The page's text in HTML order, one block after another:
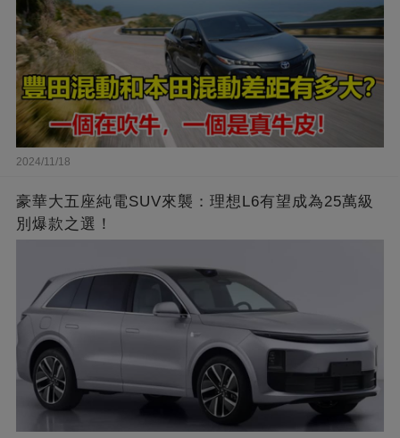
2024/11/18
豪華大五座純電SUV來襲：理想L6有望成為25萬級
別爆款之選！